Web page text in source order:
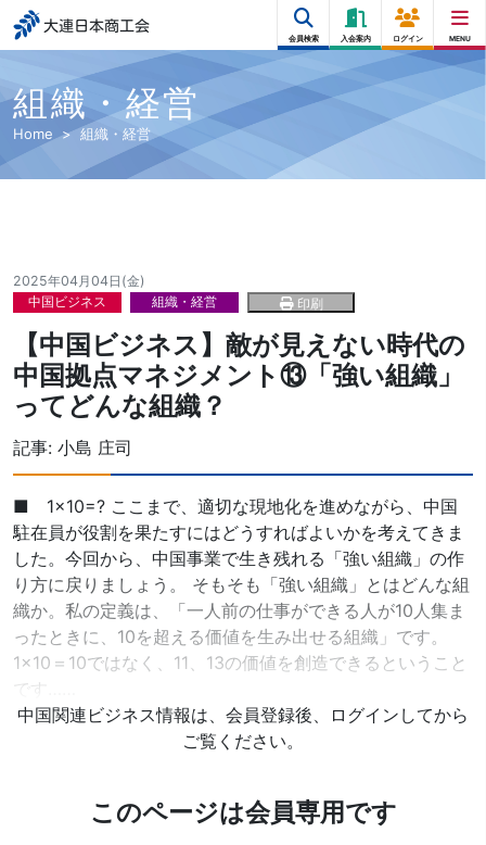
大連日本商工会
会員検索 入会案内 ログイン MENU
組織・経営
Home 組織・経営
2025年04月04日(金)
中国ビジネス
組織・経営 印刷
【中国ビジネス】敵が見えない時代の
中国拠点マネジメント⑬「強い組織」
ってどんな組織？
記事: 小島 庄司
■ 1×10=? ここまで、適切な現地化を進めながら、中国
駐在員が役割を果たすにはどうすればよいかを考えてきま
した。今回から、中国事業で生き残れる「強い組織」の作
り方に戻りましょう。 そもそも「強い組織」とはどんな組
織か。私の定義は、「一人前の仕事ができる人が10人集ま
ったときに、10を超える価値を生み出せる組織」です。
1×10＝10ではなく、11、13の価値を創造できるということ
です……
中国関連ビジネス情報は、会員登録後、ログインしてから
ご覧ください。
このページは会員専用です